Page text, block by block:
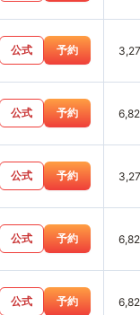
公式 予約
公式 予約
公式 予約
公式 予約
公式 予約